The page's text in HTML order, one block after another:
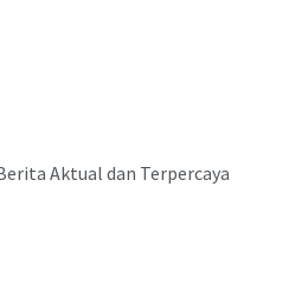
Aktual dan Terpercaya